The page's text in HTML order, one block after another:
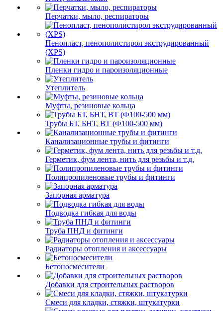
Перчатки, мыло, респираторы
Пенопласт, пенополистирол экструдированный
(XPS)
Пленки гидро и пароизоляционные
Утеплитель
Муфты, резиновые кольца
Трубы БТ, БНТ, ВТ (Ф100-500 мм)
Канализационные трубы и фитинги
Герметик, фум лента, нить для резьбы и т.д.
Полипропиленовые трубы и фитинги
Запорная арматура
Подводка гибкая для воды
Труба ПНД и фитинги
Радиаторы отопления и аксессуары
Бетоносмесители
Добавки для строительных растворов
Смеси для кладки, стяжки, штукатурки